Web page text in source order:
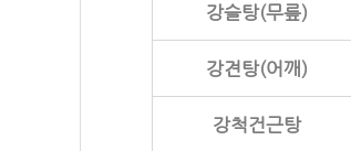
강슬탕(무릎)
강견탕(어깨)
강척건근탕